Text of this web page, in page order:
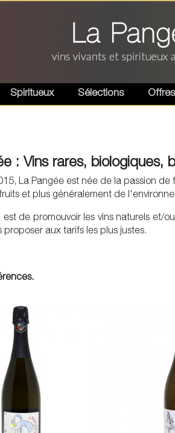
Spiritueux Sélections
: Vins rares, biologiques,
La Pangée est née de la passion
et plus généralement de
est de promouvoir les vins naturels
proposer aux tarifs les plus justes.